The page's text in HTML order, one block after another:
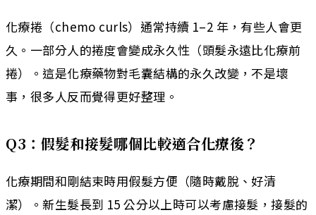
化療捲（chemo curls）通常持續 1–2 年，有些人會更
久。一部分人的捲度會變成永久性（頭髮永遠比化療前
捲）。這是化療藥物對毛囊結構的永久改變，不是壞
事，很多人反而覺得更好整理。
Q3：假髮和接髮哪個比較適合化療後？
化療期間和剛結束時用假髮方便（隨時戴脫、好清
潔）。新生髮長到 15 公分以上時可以考慮接髮，接髮的